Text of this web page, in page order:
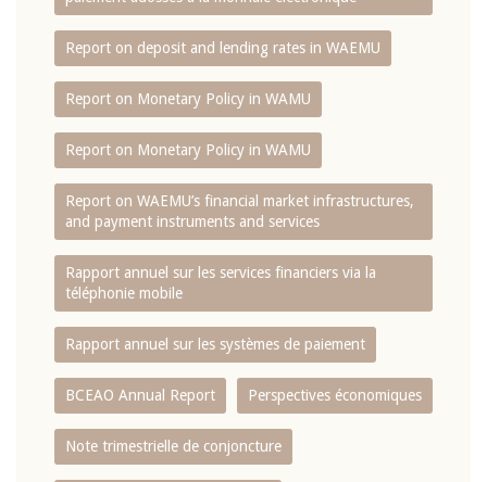
Report on deposit and lending rates in WAEMU
Report on Monetary Policy in WAMU
Report on Monetary Policy in WAMU
Report on WAEMU’s financial market infrastructures,
and payment instruments and services
Rapport annuel sur les services financiers via la
téléphonie mobile
Rapport annuel sur les systèmes de paiement
BCEAO Annual Report Perspectives économiques
Note trimestrielle de conjoncture